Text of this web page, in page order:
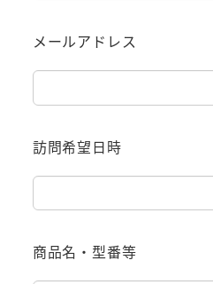
メールアドレス
訪問希望日時
商品名・型番等